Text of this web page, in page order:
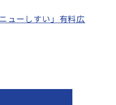
ューしすい」有料広